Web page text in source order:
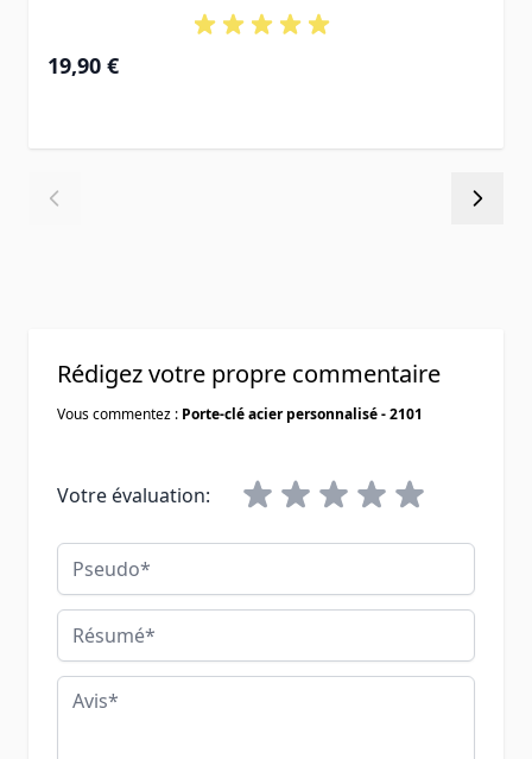
19,90 €
Rédigez votre propre commentaire
Vous commentez : Porte-clé acier personnalisé - 2101
Votre évaluation:
Pseudo
Résumé
Avis